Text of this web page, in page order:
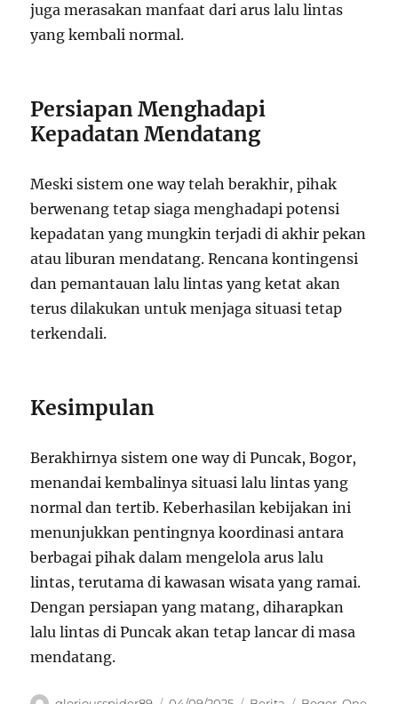
juga merasakan manfaat dari arus lalu lintas
yang kembali normal.
Persiapan Menghadapi
Kepadatan Mendatang
Meski sistem one way telah berakhir, pihak
berwenang tetap siaga menghadapi potensi
kepadatan yang mungkin terjadi di akhir pekan
atau liburan mendatang. Rencana kontingensi
dan pemantauan lalu lintas yang ketat akan
terus dilakukan untuk menjaga situasi tetap
terkendali.
Kesimpulan
Berakhirnya sistem one way di Puncak, Bogor,
menandai kembalinya situasi lalu lintas yang
normal dan tertib. Keberhasilan kebijakan ini
menunjukkan pentingnya koordinasi antara
berbagai pihak dalam mengelola arus lalu
lintas, terutama di kawasan wisata yang ramai.
Dengan persiapan yang matang, diharapkan
lalu lintas di Puncak akan tetap lancar di masa
mendatang.